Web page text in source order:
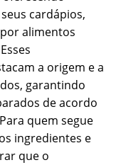
cardápios,
alimentos
a origem e a
garantindo
de acordo
quem segue
ingredientes e
que o